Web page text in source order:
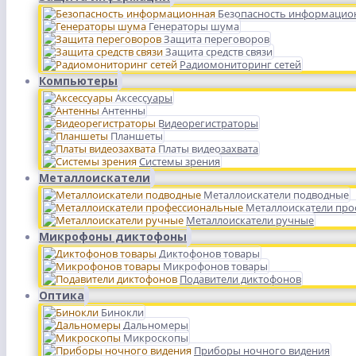
Безопасность
Генераторы шума
Защита переговоров
Защита средств связи
Радиомониторинг сетей
Компьютеры
Аксессуары
Антенны
Видеорегистраторы
Планшеты
Платы видеозахвата
Системы зрения
Металлоискатели
Металлоискатели подводные
Металлоискатели
Металлоискатели ручные
Микрофоны диктофоны
Диктофонов товары
Микрофонов товары
Подавители диктофонов
Оптика
Бинокли
Дальномеры
Микроскопы
Приборы ночного видения